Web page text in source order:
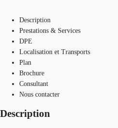
Description
Prestations & Services
DPE
Localisation et Transports
Plan
Brochure
Consultant
Nous contacter
Description